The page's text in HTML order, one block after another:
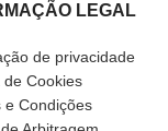
LEGAL
de privacidade
de Cookies
e Condições